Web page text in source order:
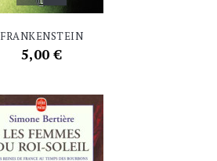
FRANKENSTEIN
Prix
5,00 €